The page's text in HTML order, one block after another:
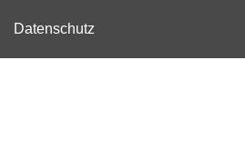
Datenschutz